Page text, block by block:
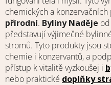
chemických a
přírodní. Byliny Naděje
představují výjimečné
stromů. Tyto produkty jsou
chemie i konzervantů, a
přístup k vitalitě vyzkoušej i
nebo praktické doplňky